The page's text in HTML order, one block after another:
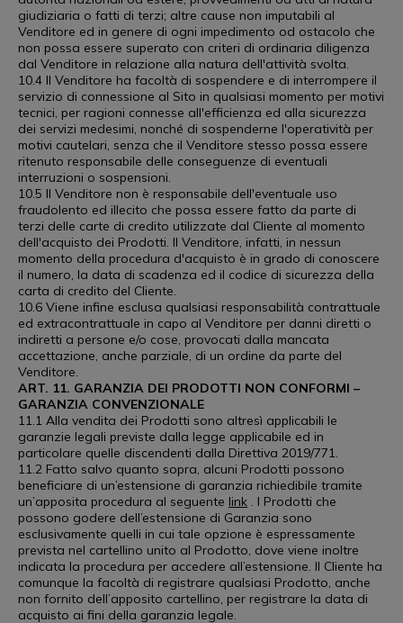
giudiziaria o fatti di terzi; altre cause non imputabili al
Venditore ed in genere di ogni impedimento od ostacolo che
non possa essere superato con criteri di ordinaria diligenza
dal Venditore in relazione alla natura dell'attività svolta.
10.4 Il Venditore ha facoltà di sospendere e di interrompere il
servizio di connessione al Sito in qualsiasi momento per motivi
tecnici, per ragioni connesse all'efficienza ed alla sicurezza
dei servizi medesimi, nonché di sospenderne l'operatività per
motivi cautelari, senza che il Venditore stesso possa essere
ritenuto responsabile delle conseguenze di eventuali
interruzioni o sospensioni.
10.5 Il Venditore non è responsabile dell'eventuale uso
fraudolento ed illecito che possa essere fatto da parte di
terzi delle carte di credito utilizzate dal Cliente al momento
dell'acquisto dei Prodotti. Il Venditore, infatti, in nessun
momento della procedura d'acquisto è in grado di conoscere
il numero, la data di scadenza ed il codice di sicurezza della
carta di credito del Cliente.
10.6 Viene infine esclusa qualsiasi responsabilità contrattuale
ed extracontrattuale in capo al Venditore per danni diretti o
indiretti a persone e/o cose, provocati dalla mancata
accettazione, anche parziale, di un ordine da parte del
Venditore.
ART. 11. GARANZIA DEI PRODOTTI NON CONFORMI –
GARANZIA CONVENZIONALE
11.1 Alla vendita dei Prodotti sono altresì applicabili le
garanzie legali previste dalla legge applicabile ed in
particolare quelle discendenti dalla Direttiva 2019/771.
11.2 Fatto salvo quanto sopra, alcuni Prodotti possono
beneficiare di un’estensione di garanzia richiedibile tramite
un’apposita procedura al seguente link . I Prodotti che
possono godere dell’estensione di Garanzia sono
esclusivamente quelli in cui tale opzione è espressamente
prevista nel cartellino unito al Prodotto, dove viene inoltre
indicata la procedura per accedere all’estensione. Il Cliente ha
comunque la facoltà di registrare qualsiasi Prodotto, anche
non fornito dell’apposito cartellino, per registrare la data di
acquisto ai fini della garanzia legale.